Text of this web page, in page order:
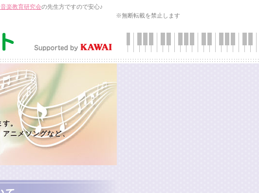
楽教育研究会の先生方ですので安心♪
※無断転載を禁止します
。
アニメソングなど、